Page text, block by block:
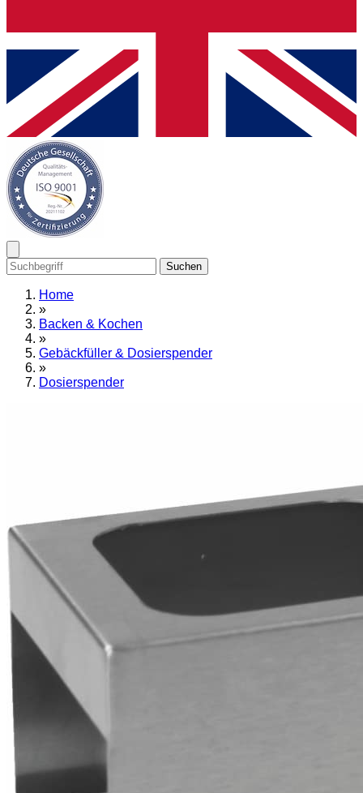
Suchen
Home
»
Backen & Kochen
»
Gebäckfüller & Dosierspender
»
Dosierspender